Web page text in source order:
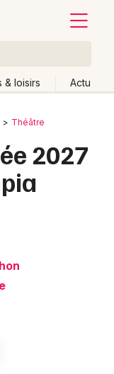
& loisirs Actu
Théâtre
2027
Effacer les dates